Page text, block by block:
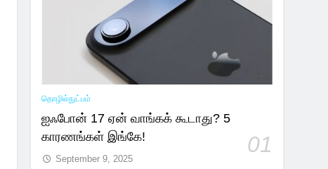
தொழில்நுட்பம்
ஐஃபோன் 17 ஏன் வாங்கக் கூடாது? 5
காரணங்கள் இங்கே!
01
September 9, 2025